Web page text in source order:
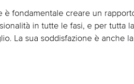
è fondamentale creare un
in tutte le fasi, e per tutta
La sua soddisfazione è anche